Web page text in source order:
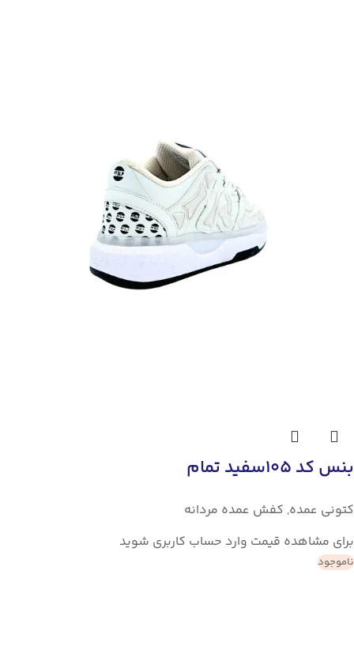
بنس کد 105سفید تمام
کتونی عمده, کفش عمده مردانه
برای مشاهده قیمت وارد حساب کاربری شوید
ناموجود